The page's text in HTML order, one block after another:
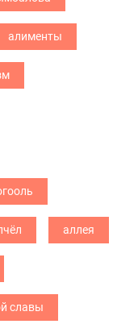
алименты
аллея
славы